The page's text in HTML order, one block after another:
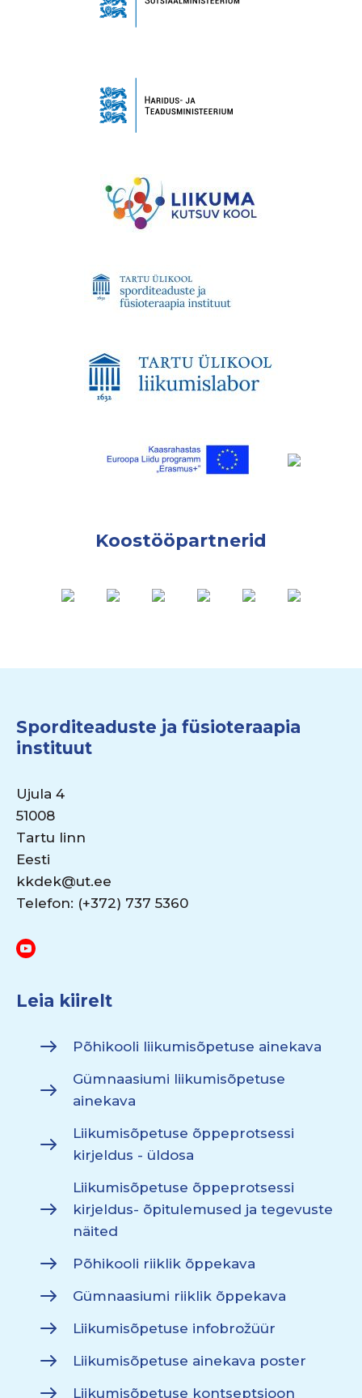
Koostööpartnerid
Sporditeaduste ja füsioteraapia
instituut
Ujula 4
51008
Tartu linn
Eesti
kkdek@ut.ee
Telefon: (+372) 737 5360
Leia kiirelt
Põhikooli liikumisõpetuse ainekava
Gümnaasiumi liikumisõpetuse
ainekava
Liikumisõpetuse õppeprotsessi
kirjeldus - üldosa
Liikumisõpetuse õppeprotsessi
kirjeldus- õpitulemused ja tegevuste
näited
Põhikooli riiklik õppekava
Gümnaasiumi riiklik õppekava
Liikumisõpetuse infobrožüür
Liikumisõpetuse ainekava poster
Liikumisõpetuse kontseptsioon